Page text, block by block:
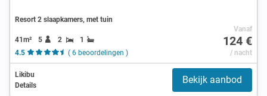
Resort 2 slaapkamers, met tuin
41m² 5 2
1
4.5
( 6 beoordelingen )
Vanaf
124 €
/ nacht
Likibu
Details
Bekijk aanbod